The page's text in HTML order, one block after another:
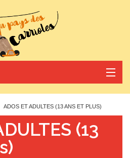
ADOS ET ADULTES (13 ANS ET PLUS)
(13